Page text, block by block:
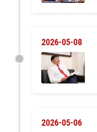
2026-05-08
2026-05-06